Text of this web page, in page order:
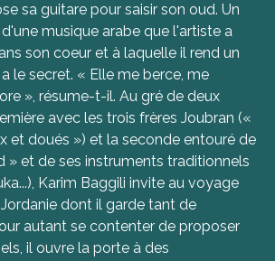
sa guitare pour saisir son oud. Un
musique arabe que l'artiste a
son coeur et à laquelle il rend un
le secret. « Elle me berce, me
», résume-t-il. Au gré de deux
avec les trois frères Joubran («
et doués ») et la seconde entouré de
» et de ses instruments traditionnels
Karim Baggili invite au voyage
dont il garde tant de
autant se contenter de proposer
il ouvre la porte à des